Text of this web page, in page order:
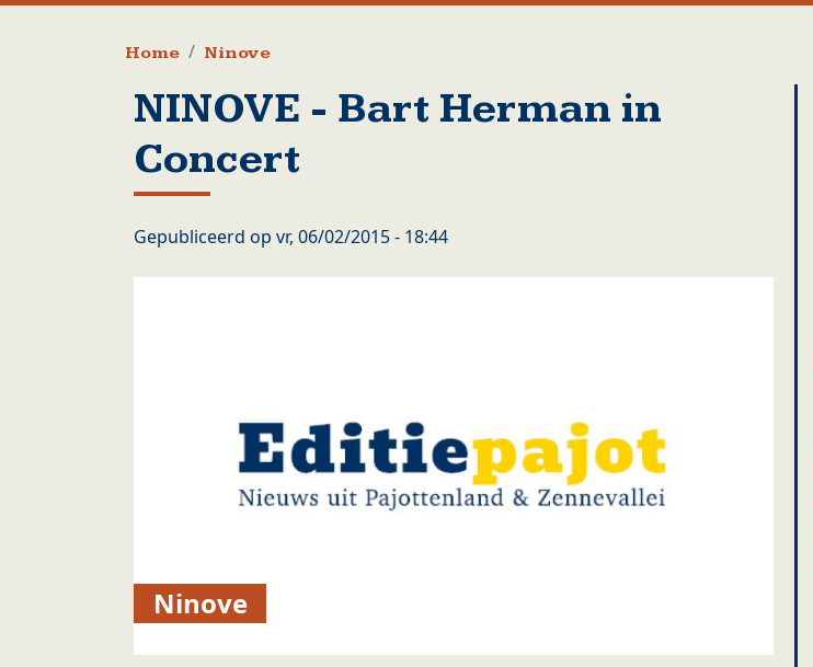
Kruimelpad
Home Ninove
NINOVE - Bart Herman in
Concert
Gepubliceerd op vr, 06/02/2015 - 18:44
Ninove